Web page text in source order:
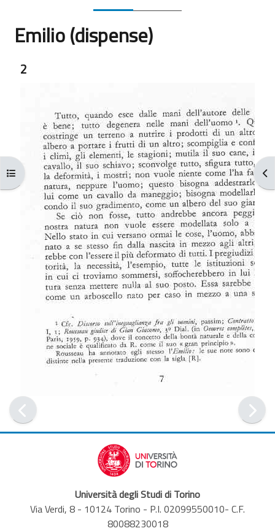
Abrir índice del curso
Emilio (dispense)
2
Università degli Studi di Torino
Via Verdi, 8 - 10124 Torino - P.I. 02099550010- C.F.
80088230018